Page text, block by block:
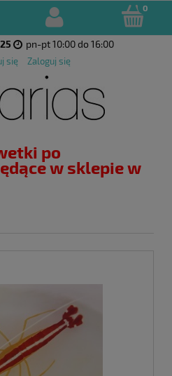
pn-pt 10:00 do 16:00
się Zaloguj się
po
w sklepie w